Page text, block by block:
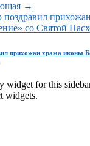
→
со Святой
прихожан храма иконы
widget for this
widgets.